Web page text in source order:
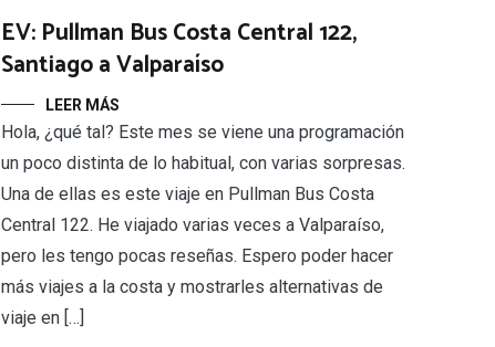
EV: Pullman Bus Costa Central 122,
Santiago a Valparaíso
LEER MÁS
Hola, ¿qué tal? Este mes se viene una programación
un poco distinta de lo habitual, con varias sorpresas.
Una de ellas es este viaje en Pullman Bus Costa
Central 122. He viajado varias veces a Valparaíso,
pero les tengo pocas reseñas. Espero poder hacer
más viajes a la costa y mostrarles alternativas de
viaje en […]